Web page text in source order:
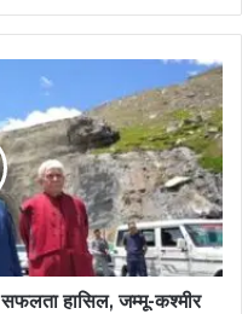
सफलता हासिल, जम्मू-कश्मीर